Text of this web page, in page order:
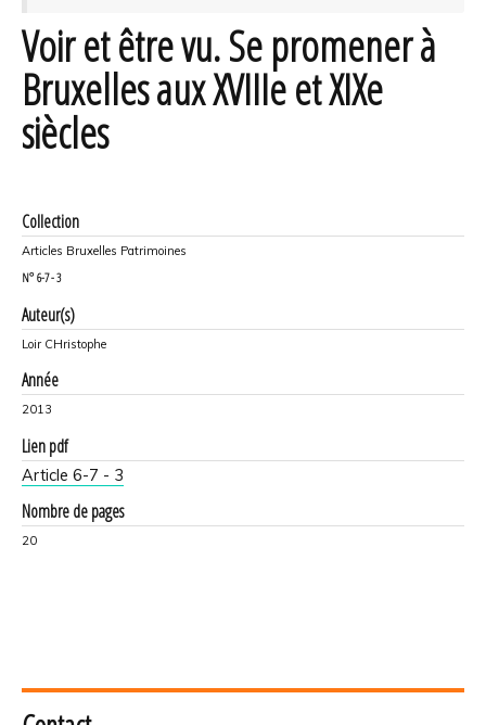
Voir et être vu. Se promener à
Bruxelles aux XVIIIe et XIXe
siècles
Collection
Articles Bruxelles Patrimoines
N° 6-7 - 3
Auteur(s)
Loir CHristophe
Année
2013
Lien pdf
Article 6-7 - 3
Nombre de pages
20